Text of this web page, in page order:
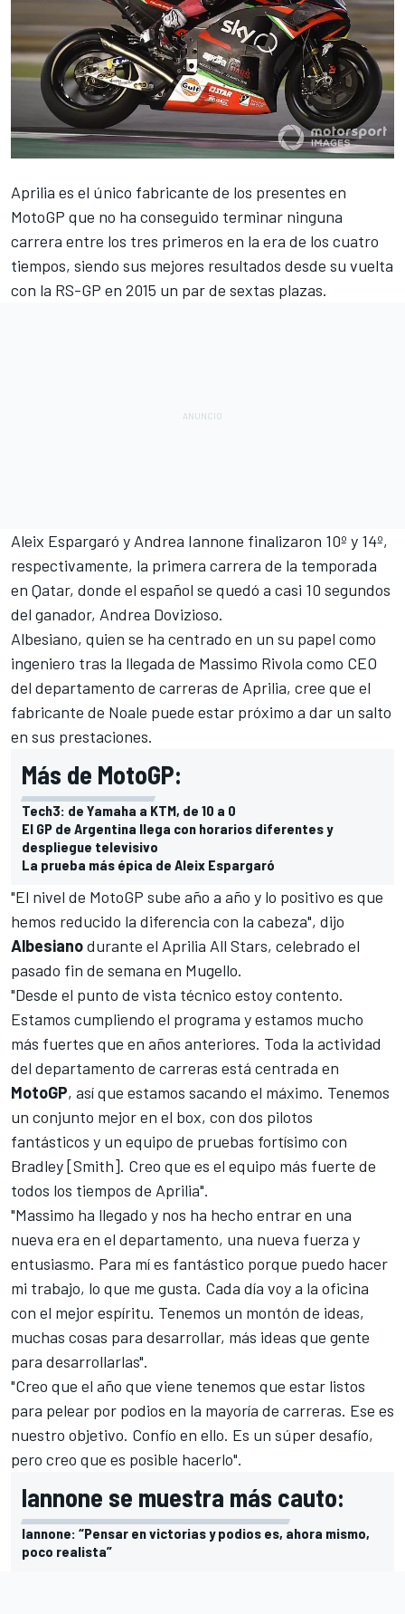
Aprilia es el único fabricante de los presentes en
MotoGP que no ha conseguido terminar ninguna
carrera entre los tres primeros en la era de los cuatro
tiempos, siendo sus mejores resultados desde su vuelta
con la RS-GP en 2015 un par de sextas plazas.
Aleix Espargaró y Andrea Iannone finalizaron 10º y 14º,
respectivamente, la primera carrera de la temporada
en Qatar, donde el español se quedó a casi 10 segundos
del ganador, Andrea Dovizioso.
Albesiano, quien se ha centrado en un su papel como
ingeniero tras la llegada de Massimo Rivola como CEO
del departamento de carreras de Aprilia, cree que el
fabricante de Noale puede estar próximo a dar un salto
en sus prestaciones.
Más de MotoGP:
Tech3: de Yamaha a KTM, de 10 a 0
El GP de Argentina llega con horarios diferentes y
despliegue televisivo
La prueba más épica de Aleix Espargaró
"El nivel de MotoGP sube año a año y lo positivo es que
hemos reducido la diferencia con la cabeza", dijo
Albesianodurante el Aprilia All Stars, celebrado el
pasado fin de semana en Mugello.
"Desde el punto de vista técnico estoy contento.
Estamos cumpliendo el programa y estamos mucho
más fuertes que en años anteriores. Toda la actividad
del departamento de carreras está centrada en
MotoGP, así que estamos sacando el máximo. Tenemos
un conjunto mejor en el box, con dos pilotos
fantásticos y un equipo de pruebas fortísimo con
Bradley [Smith]. Creo que es el equipo más fuerte de
todos los tiempos de Aprilia".
"Massimo ha llegado y nos ha hecho entrar en una
nueva era en el departamento, una nueva fuerza y
entusiasmo. Para mí es fantástico porque puedo hacer
mi trabajo, lo que me gusta. Cada día voy a la oficina
con el mejor espíritu. Tenemos un montón de ideas,
muchas cosas para desarrollar, más ideas que gente
para desarrollarlas".
"Creo que el año que viene tenemos que estar listos
para pelear por podios en la mayoría de carreras. Ese es
nuestro objetivo. Confío en ello. Es un súper desafío,
pero creo que es posible hacerlo".
Iannone se muestra más cauto:
Iannone: “Pensar en victorias y podios es, ahora mismo,
poco realista”